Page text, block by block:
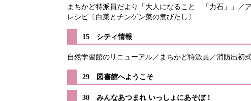
まちかど特派員だより「大人になること 「力石」」／
レシピ〔白菜とチンゲン菜の煮びたし〕
15 シティ情報
自然学習館のリニューアル／まちかど特派員／消防出初
29 図書館へようこそ
​30 みんなあつまれ いっしょにあそぼ！